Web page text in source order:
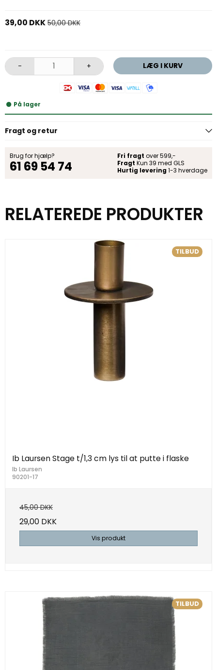
39,00 DKK 50,00 DKK
- + LÆG I KURV
På lager
Fragt og retur
Brug for hjælp?
61 69 54 74
Fri fragt over 599,-
Fragt Kun 39 med GLS
Hurtig levering 1-3 hverdage
RELATEREDE PRODUKTER
TILBUD
Ib Laursen Stage t/1,3 cm lys til at putte i flaske
Ib Laursen
90201-17
45,00 DKK
29,00 DKK
Vis produkt
TILBUD